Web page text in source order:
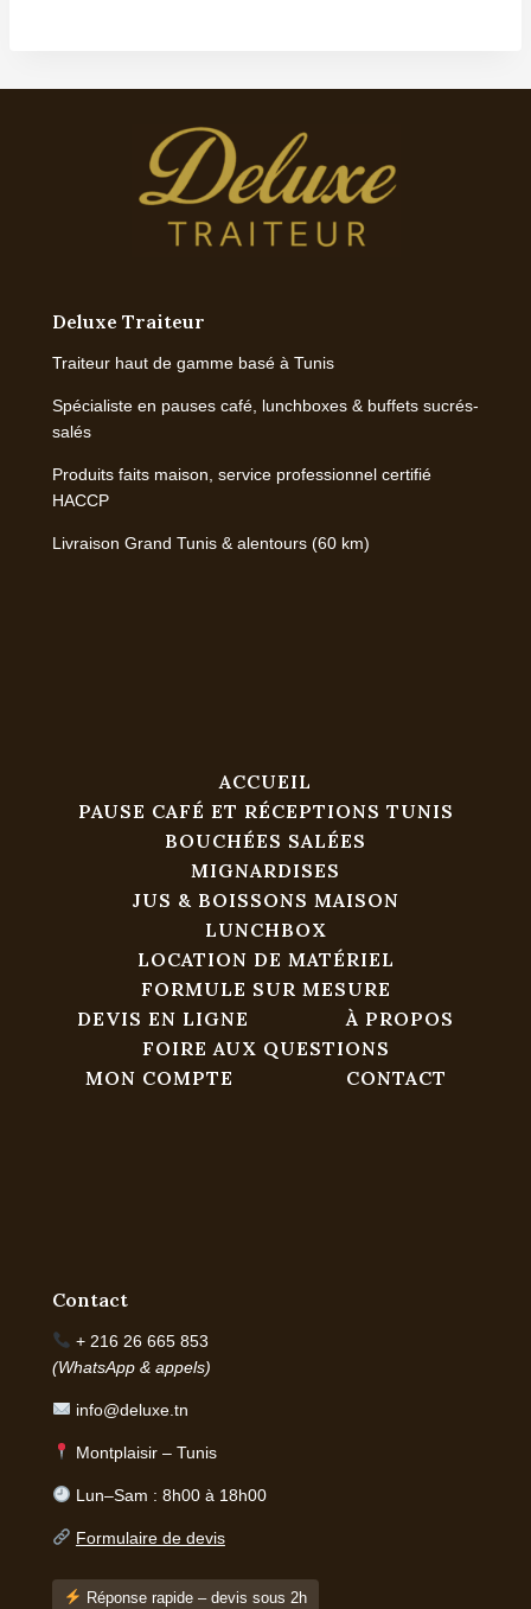
Deluxe Traiteur
Traiteur haut de gamme basé à Tunis
Spécialiste en pauses café, lunchboxes & buffets sucrés-
salés
Produits faits maison, service professionnel certifié
HACCP
Livraison Grand Tunis & alentours (60 km)
ACCUEIL
PAUSE CAFÉ ET RÉCEPTIONS TUNIS
BOUCHÉES SALÉES
MIGNARDISES
JUS & BOISSONS MAISON
LUNCHBOX
LOCATION DE MATÉRIEL
FORMULE SUR MESURE
DEVIS EN LIGNE
À PROPOS
FOIRE AUX QUESTIONS
MON COMPTE
CONTACT
Contact
+ 216 26 665 853
(WhatsApp & appels)
info@deluxe.tn
Montplaisir – Tunis
Lun–Sam : 8h00 à 18h00
Formulaire de devis
Réponse rapide – devis sous 2h